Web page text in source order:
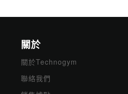
關於
關於Technogym
聯絡我們